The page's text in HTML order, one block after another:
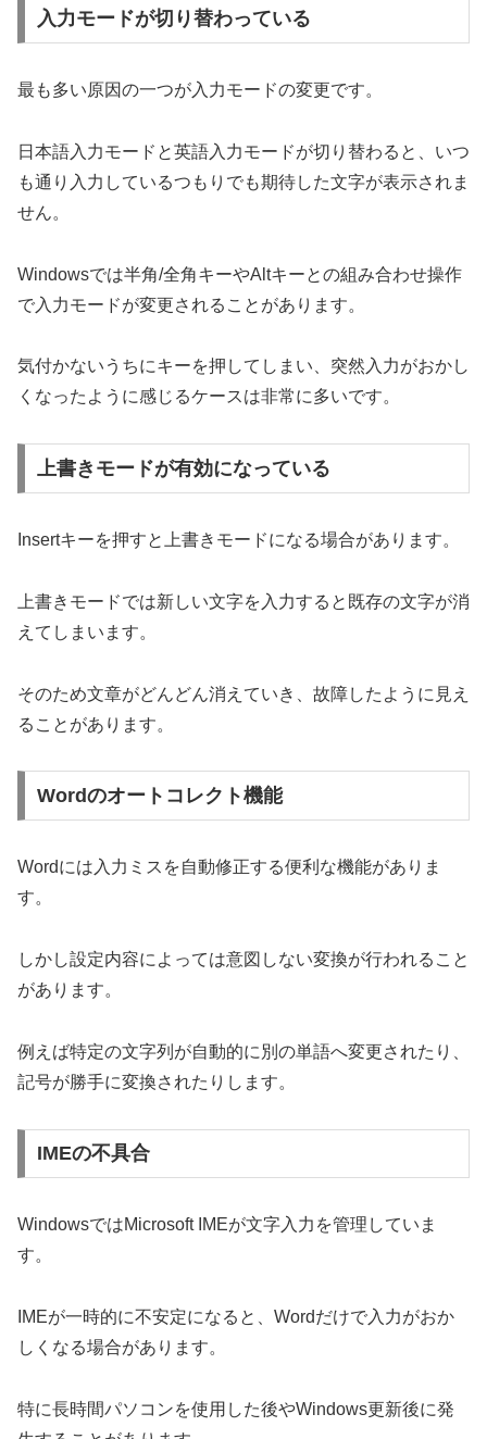
入力モードが切り替わっている
最も多い原因の一つが入力モードの変更です。
日本語入力モードと英語入力モードが切り替わると、いつ
も通り入力しているつもりでも期待した文字が表示されま
せん。
Windowsでは半角/全角キーやAltキーとの組み合わせ操作
で入力モードが変更されることがあります。
気付かないうちにキーを押してしまい、突然入力がおかし
くなったように感じるケースは非常に多いです。
上書きモードが有効になっている
Insertキーを押すと上書きモードになる場合があります。
上書きモードでは新しい文字を入力すると既存の文字が消
えてしまいます。
そのため文章がどんどん消えていき、故障したように見え
ることがあります。
Wordのオートコレクト機能
Wordには入力ミスを自動修正する便利な機能がありま
す。
しかし設定内容によっては意図しない変換が行われること
があります。
例えば特定の文字列が自動的に別の単語へ変更されたり、
記号が勝手に変換されたりします。
IMEの不具合
WindowsではMicrosoft IMEが文字入力を管理していま
す。
IMEが一時的に不安定になると、Wordだけで入力がおか
しくなる場合があります。
特に長時間パソコンを使用した後やWindows更新後に発